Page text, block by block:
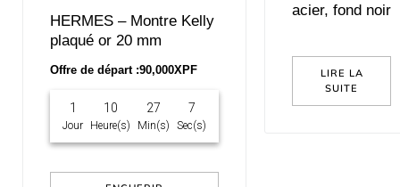
HERMES – Montre Kelly
plaqué or 20 mm
Offre de départ :90,000XPF
1
Jour
10
Heure(s)
27
Min(s)
6
Sec(s)
acier, fond noir
LIRE LA
SUITE